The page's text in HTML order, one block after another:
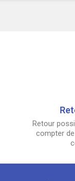
Retour
compter